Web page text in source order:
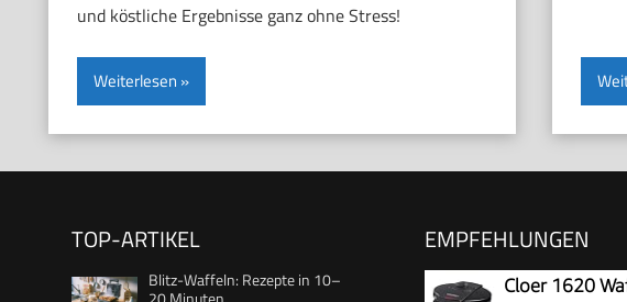
und köstliche Ergebnisse ganz ohne Stress!
Weiterlesen
TOP-ARTIKEL
Blitz-Waffeln: Rezepte in 10–
EMPFEHLUNGEN
Cloer 1620